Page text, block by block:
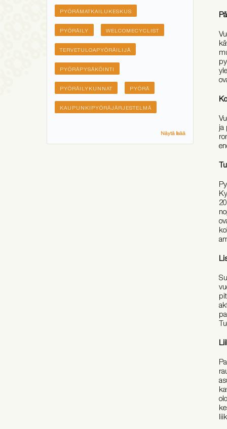
PYÖRÄMATKAILUKESKUS
PYÖRÄILY WELCOMECYCLIST
TERVETULOAPYÖRÄILIJÄ
PYÖRÄPYSÄKÖINTI
PYÖRÄILYKUNNAT PYÖRÄ
KAUPUNKIPYÖRÄJÄRJESTELMÄ
Näytä lisää
ja